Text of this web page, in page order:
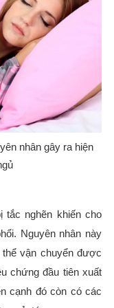
nhân gây ra hiện
tắc nghẽn khiến cho
Nguyên nhân này
thể vận chuyển được
chứng đầu tiên xuất
cạnh đó còn có các